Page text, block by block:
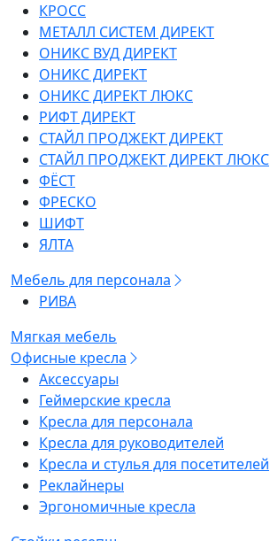
КРОСС
МЕТАЛЛ СИСТЕМ ДИРЕКТ
ОНИКС ВУД ДИРЕКТ
ОНИКС ДИРЕКТ
ОНИКС ДИРЕКТ ЛЮКС
РИФТ ДИРЕКТ
СТАЙЛ ПРОДЖЕКТ ДИРЕКТ
СТАЙЛ ПРОДЖЕКТ ДИРЕКТ ЛЮКС
ФЁСТ
ФРЕСКО
ШИФТ
ЯЛТА
Мебель для персонала
РИВА
Мягкая мебель
Офисные кресла
Аксессуары
Геймерские кресла
Кресла для персонала
Кресла для руководителей
Кресла и стулья для посетителей
Реклайнеры
Эргономичные кресла